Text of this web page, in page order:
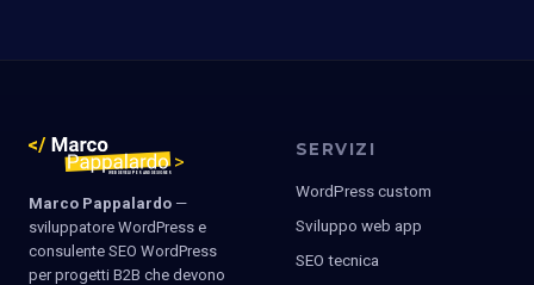
Marco Pappalardo —
sviluppatore WordPress e
consulente SEO WordPress
per progetti B2B che devono
SERVIZI
WordPress custom
Sviluppo web app
SEO tecnica